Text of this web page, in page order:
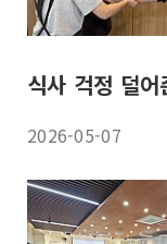
2026-05-07